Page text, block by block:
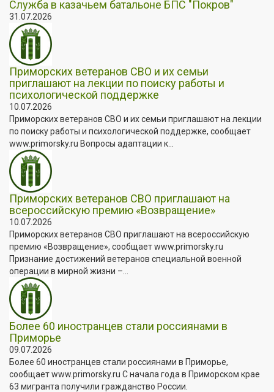
Служба в казачьем батальоне БПС "Покров"
31.07.2026
Приморских ветеранов СВО и их семьи
приглашают на лекции по поиску работы и
психологической поддержке
10.07.2026
Приморских ветеранов СВО и их семьи приглашают на лекции
по поиску работы и психологической поддержке, сообщает
www.primorsky.ru Вопросы адаптации к...
Приморских ветеранов СВО приглашают на
всероссийскую премию «Возвращение»
10.07.2026
Приморских ветеранов СВО приглашают на всероссийскую
премию «Возвращение», сообщает www.primorsky.ru
Признание достижений ветеранов специальной военной
операции в мирной жизни –...
Более 60 иностранцев стали россиянами в
Приморье
09.07.2026
Более 60 иностранцев стали россиянами в Приморье,
сообщает www.primorsky.ru С начала года в Приморском крае
63 мигранта получили гражданство России.